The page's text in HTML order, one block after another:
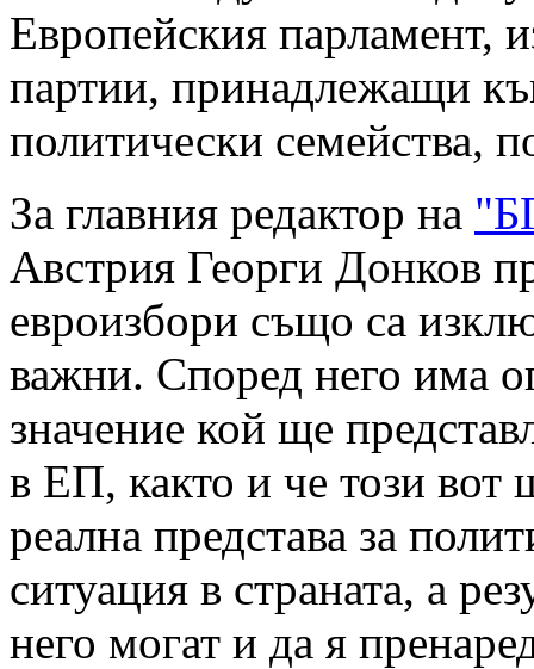
Европейския парламент,
партии, принадлежащи
политически семейства,
За главния редактор на
Австрия Георги Донков
евроизбори също са
важни. Според него има
значение кой ще
в ЕП, както и че този вот
реална представа за
ситуация в страната, а
него могат и да я